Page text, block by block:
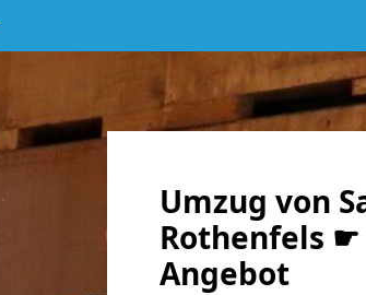
Umzug von
Rothenfels ☛
Angebot